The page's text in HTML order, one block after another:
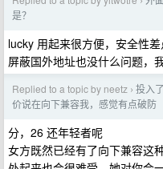
是？
lucky 用起来很方便，安全性
屏蔽国外地址也没什么问题，
Replied to a topic by neetz › 投入
价说在向下兼容我，感觉有点破防
分，26 还年轻者呢
女方既然已经有了向下兼容这